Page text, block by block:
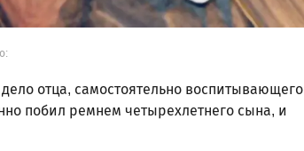
отца, самостоятельно воспитывающего
побил ремнем четырехлетнего сына, и